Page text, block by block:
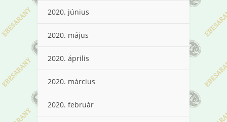
2020. június
2020. május
2020. április
2020. március
2020. február